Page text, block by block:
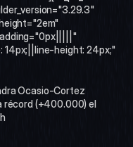
14px;||line-height: 24px;"
Ocasio-Cortez
récord (+400.000) el